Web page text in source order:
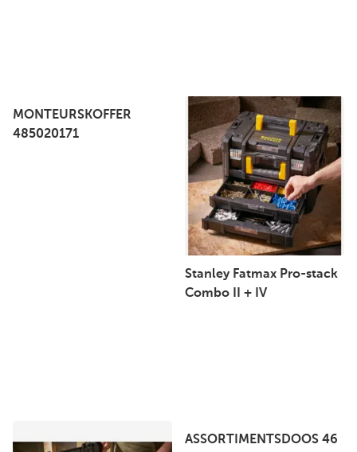
MONTEURSKOFFER
485020171
Stanley Fatmax Pro-stack
Combo II + IV
ASSORTIMENTSDOOS 46